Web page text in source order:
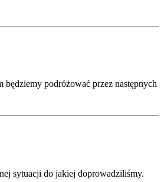
podróżować przez następnych
sytuacji do jakiej doprowadziliśmy.